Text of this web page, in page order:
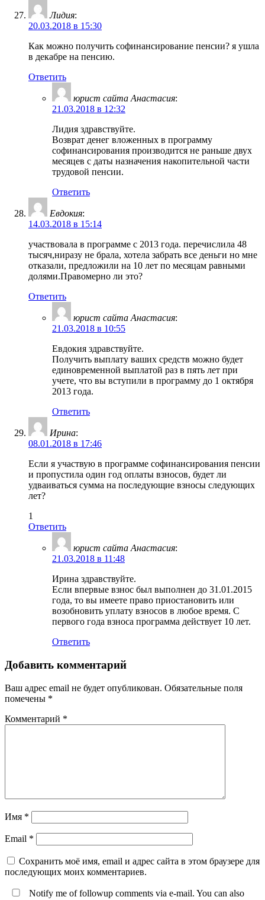
Лидия:
20.03.2018 в 15:30
Как можно получить софинансирование пенсии? я ушла
в декабре на пенсию.
Ответить
юрист сайта Анастасия:
21.03.2018 в 12:32
Лидия здравствуйте.
Возврат денег вложенных в программу
софинансирования производится не раньше двух
месяцев с даты назначения накопительной части
трудовой пенсии.
Ответить
Евдокия:
14.03.2018 в 15:14
участвовала в программе с 2013 года. перечислила 48
тысяч,ниразу не брала, хотела забрать все деньги но мне
отказали, предложили на 10 лет по месяцам равными
долями.Правомерно ли это?
Ответить
юрист сайта Анастасия:
21.03.2018 в 10:55
Евдокия здравствуйте.
Получить выплату ваших средств можно будет
единовременной выплатой раз в пять лет при
учете, что вы вступили в программу до 1 октября
2013 года.
Ответить
Ирина:
08.01.2018 в 17:46
Если я участвую в программе софинансирования пенсии
и пропустила один год оплаты взносов, будет ли
удваиваться сумма на последующие взносы следующих
лет?
1
Ответить
юрист сайта Анастасия:
21.03.2018 в 11:48
Ирина здравствуйте.
Если впервые взнос был выполнен до 31.01.2015
года, то вы имеете право приостановить или
возобновить уплату взносов в любое время. С
первого года взноса программа действует 10 лет.
Ответить
Добавить комментарий
Ваш адрес email не будет опубликован. Обязательные поля
помечены *
Комментарий *
Имя *
Email *
Сохранить моё имя, email и адрес сайта в этом браузере для
последующих моих комментариев.
Notify me of followup comments via e-mail. You can also